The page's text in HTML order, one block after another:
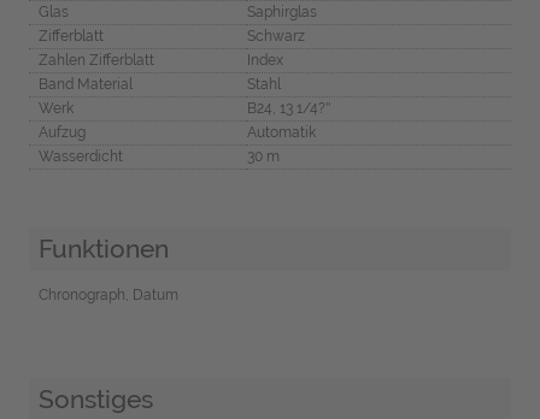
Glas
Saphirglas
Zifferblatt
Schwarz
Zahlen Zifferblatt
Index
Band Material
Stahl
Werk
B24, 13 1/4?''
Aufzug
Automatik
Wasserdicht
30 m
Funktionen
Chronograph, Datum
Sonstiges